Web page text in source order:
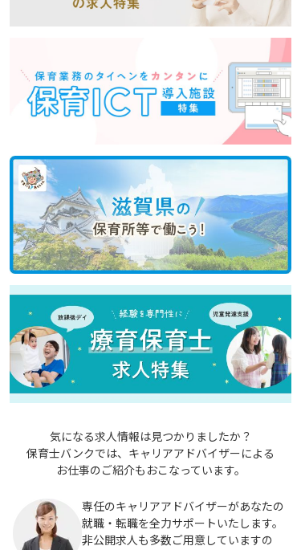
気になる求人情報は見つかりましたか？
保育士バンクでは、キャリアアドバイザーによる
お仕事のご紹介もおこなっています。
専任のキャリアアドバイザーがあなたの
就職・転職を全力サポートいたします。
非公開求人も多数ご用意していますの